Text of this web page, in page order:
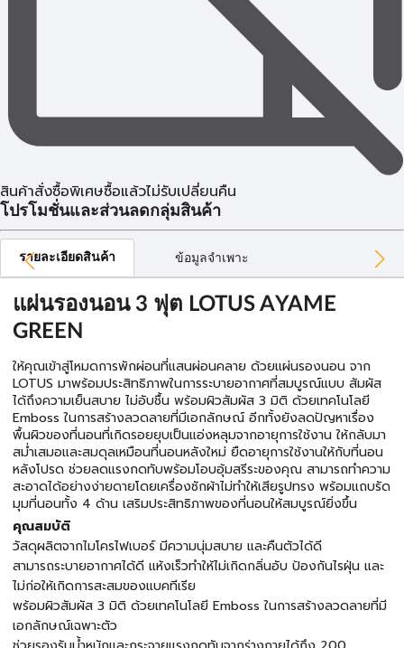
สินค้าสั่งซื้อพิเศษซื้อแล้วไม่รับเปลี่ยนคืน
โปรโมชั่นและส่วนลดกลุ่มสินค้า
รายละเอียดสินค้า ข้อมูลจำเพาะ
แผ่นรองนอน 3 ฟุต LOTUS AYAME
GREEN
ให้คุณเข้าสู่โหมดการพักผ่อนที่แสนผ่อนคลาย ด้วยแผ่นรองนอน จาก
LOTUS มาพร้อมประสิทธิภาพในการระบายอากาศที่สมบูรณ์แบบ สัมผัส
ได้ถึงความเย็นสบาย ไม่อับชื้น พร้อมผิวสัมผัส 3 มิติ ด้วยเทคโนโลยี
Emboss ในการสร้างลวดลายที่มีเอกลักษณ์ อีกทั้งยังลดปัญหาเรื่อง
พื้นผิวของที่นอนที่เกิดรอยยุบเป็นแอ่งหลุมจากอายุการใช้งาน ให้กลับมา
สม่ำเสมอและสมดุลเหมือนที่นอนหลังใหม่ ยืดอายุการใช้งานให้กับที่นอน
หลังโปรด ช่วยลดแรงกดทับพร้อมโอบอุ้มสรีระของคุณ สามารถทำความ
สะอาดได้อย่างง่ายดายโดยเครื่องซักผ้าไม่ทำให้เสียรูปทรง พร้อมแถบรัด
มุมที่นอนทั้ง 4 ด้าน เสริมประสิทธิภาพของที่นอนให้สมบูรณ์ยิ่งขึ้น
คุณสมบัติ
วัสดุผลิตจากไมโครไฟเบอร์ มีความนุ่มสบาย และคืนตัวได้ดี
สามารถระบายอากาศได้ดี แห้งเร็วทำให้ไม่เกิดกลิ่นอับ ป้องกันไรฝุ่น และ
ไม่ก่อให้เกิดการสะสมของแบคทีเรีย
พร้อมผิวสัมผัส 3 มิติ ด้วยเทคโนโลยี Emboss ในการสร้างลวดลายที่มี
เอกลักษณ์เฉพาะตัว